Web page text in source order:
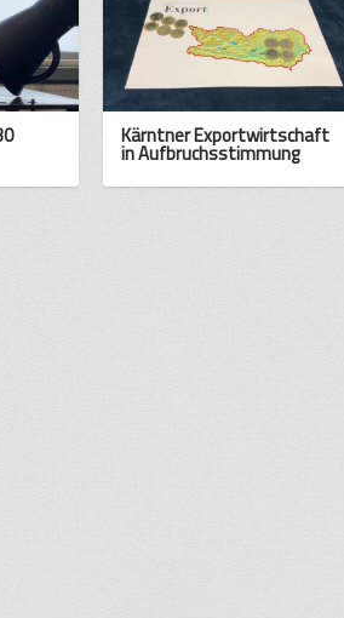
Kärntner Exportwirtschaft
in Aufbruchsstimmung